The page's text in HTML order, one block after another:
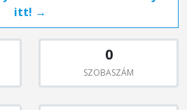
itt! →
0
SZOBASZÁM